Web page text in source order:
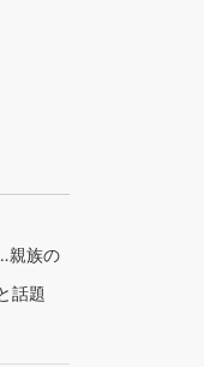
親族の
話題